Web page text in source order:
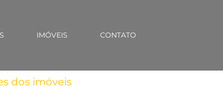
IMÓVEIS CONTATO
dos imóveis